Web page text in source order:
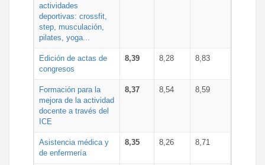
actividades
deportivas: crossfit,
step, musculación,
pilates, yoga...
Edición de actas de
congresos
8,39 8,28 8,83
Formación para la
mejora de la actividad
docente a través del
ICE
8,37 8,54 8,59
Asistencia médica y
de enfermería
8,35 8,26 8,71